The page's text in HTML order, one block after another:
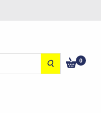
Zoeken 0